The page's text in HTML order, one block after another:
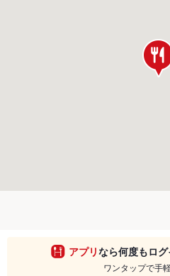
アプリなら何度もロ
ワンタップで手